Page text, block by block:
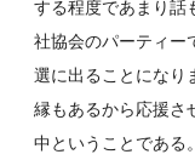
する程度であまり話
社協会のパーティー
選に出ることになり
縁もあるから応援さ
中ということである